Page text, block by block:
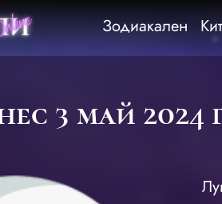
Зодиакален
3 май 2024